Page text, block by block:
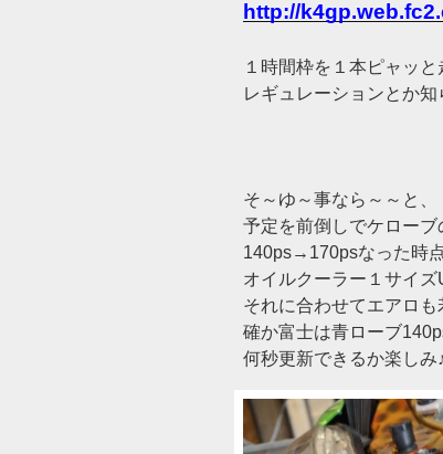
http://
１時間枠を１本ピャッ
レギュレーションとか
そ～ゆ～事なら～～と、
予定を前倒しでケローブ
140ps→170psなった時
オイルクーラー１サイ
それに合わせてエアロも
確か富士は青ローブ
何秒更新できるか楽し